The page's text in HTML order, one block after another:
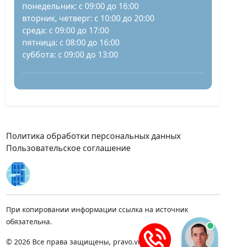
понедельник: с 09:00 до 16:00
вторник, четверг: с 10:00 до 20:00
среда: с 09:00 до 17:00
пятница: с 08:00 до 16:00
суббота: с 09:00 до 13:00
Политика обработки персональных данных
Пользовательское соглашение
При копировании информации ссылка на источник
обязательна.
© 2026 Все права защищены, pravo.vnmsk.ru.